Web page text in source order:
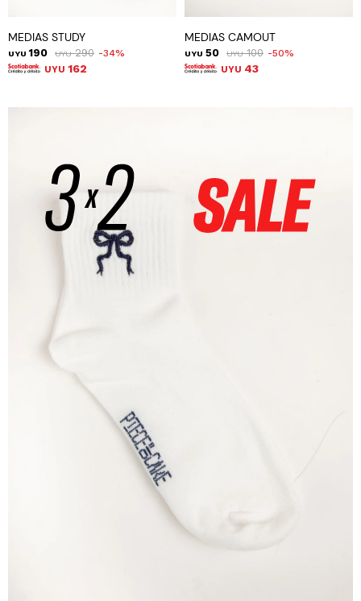
MEDIAS STUDY
UYU 190 UYU 290 34
UYU 162
MEDIAS CAMOUT
UYU 50 UYU 100 50
UYU 43